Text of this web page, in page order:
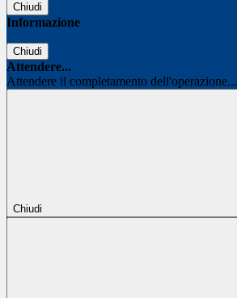
Chiudi
Informazione
Chiudi
Attendere...
Attendere il completamento dell'operazione...
Chiudi